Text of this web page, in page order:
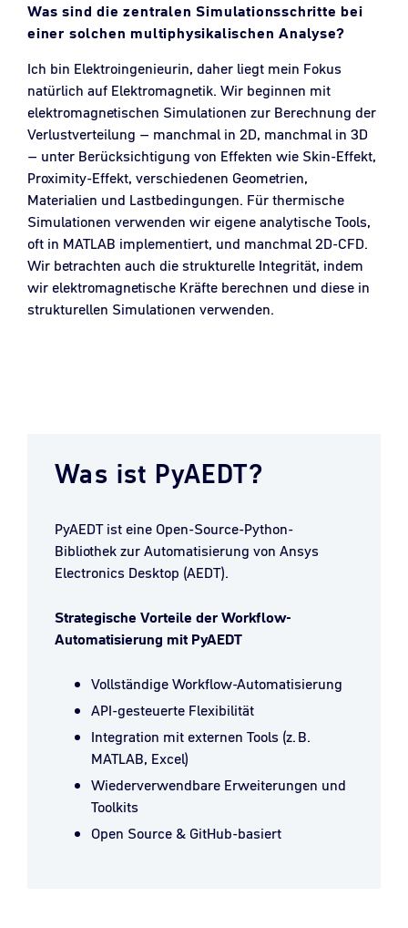
Was sind die zentralen Simulationsschritte bei
einer solchen multiphysikalischen Analyse?
Ich bin Elektroingenieurin, daher liegt mein Fokus
natürlich auf Elektromagnetik. Wir beginnen mit
elektromagnetischen Simulationen zur Berechnung der
Verlustverteilung – manchmal in 2D, manchmal in 3D
– unter Berücksichtigung von Effekten wie Skin-Effekt,
Proximity-Effekt, verschiedenen Geometrien,
Materialien und Lastbedingungen. Für thermische
Simulationen verwenden wir eigene analytische Tools,
oft in MATLAB implementiert, und manchmal 2D-CFD.
Wir betrachten auch die strukturelle Integrität, indem
wir elektromagnetische Kräfte berechnen und diese in
strukturellen Simulationen verwenden.
Was ist PyAEDT?
PyAEDT ist eine Open-Source-Python-
Bibliothek zur Automatisierung von Ansys
Electronics Desktop (AEDT).
Strategische Vorteile der Workflow-
Automatisierung mit PyAEDT
Vollständige Workflow-Automatisierung
API-gesteuerte Flexibilität
Integration mit externen Tools (z. B.
MATLAB, Excel)
Wiederverwendbare Erweiterungen und
Toolkits
Open Source & GitHub-basiert